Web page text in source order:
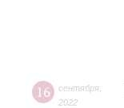
16 сентября
2022